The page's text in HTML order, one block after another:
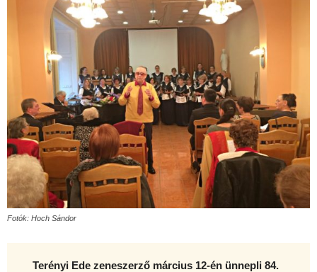
Fotók: Hoch Sándor
Terényi Ede zeneszerző március 12-én ünnepli 84.